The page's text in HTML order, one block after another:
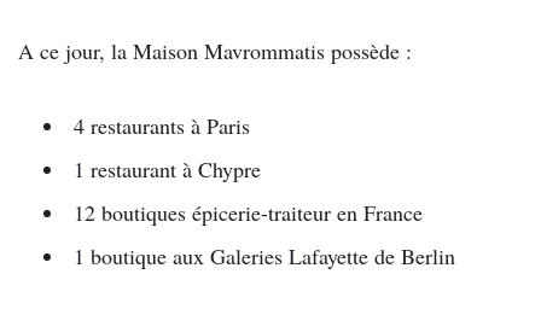
A ce jour, la Maison Mavrommatis possède :
4 restaurants à Paris
1 restaurant à Chypre
12 boutiques épicerie-traiteur en France
1 boutique aux Galeries Lafayette de Berlin